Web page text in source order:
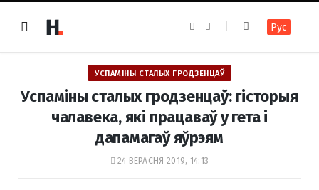
e
b
o
o
k
t
a
g
r
a
m
Рус
УСПАМІНЫ СТАЛЫХ ГРОДЗЕНЦАЎ
Успаміны сталых гродзенцаў: гісторыя
чалавека, які працаваў у гета і
дапамагаў яўрэям
24 ВЕРАСНЯ 2019, 14:13